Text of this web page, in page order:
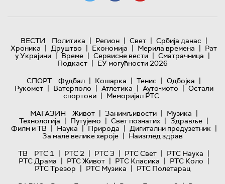
ВЕСТИ Политика | Регион | Свет | Србија данас |
Хроника | Друштво | Економија | Мерила времена | Рат
у Украјини | Време | Сервисне вести | Сматрачница |
Подкаст | ЕУ могућности 2026
СПОРТ
Фудбал | Кошарка | Тенис | Одбојка |
Рукомет | Ватерполо | Атлетика | Ауто-мото | Остали
спортови | Меморијал РТС
МАГАЗИН
Живот | Занимљивости | Музика |
Технологијa | Путујемо | Свет познатих | Здравље |
Филм и ТВ | Наука | Природа | Дигитални предузетник |
За мале велике хероје | Наизглед здрав
ТВ
РТС 1 | РТС 2 | РТС 3 | РТС Свет | РТС Наука |
РТС Драма | РТС Живот | РТС Класика | РТС Коло |
РТС Трезор | РТС Музика | РТС Полетарац